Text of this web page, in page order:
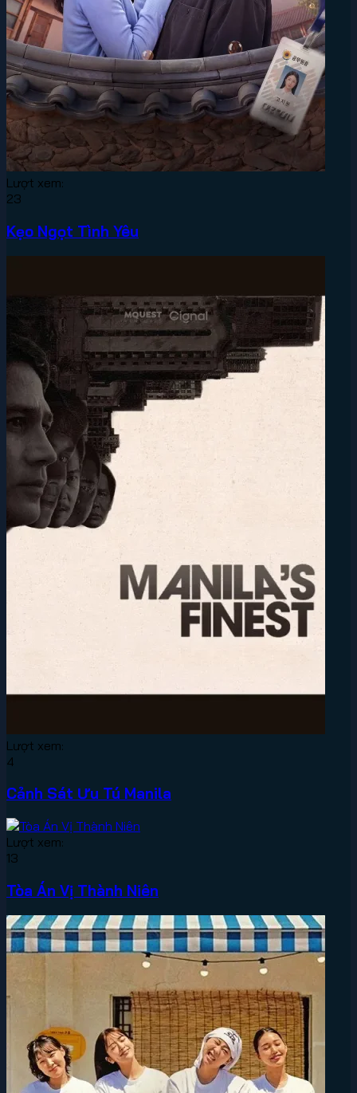
Lượt xem:
23
Kẹo Ngọt Tình Yêu
Lượt xem:
4
Cảnh Sát Ưu Tú Manila
Lượt xem:
13
Tòa Án Vị Thành Niên